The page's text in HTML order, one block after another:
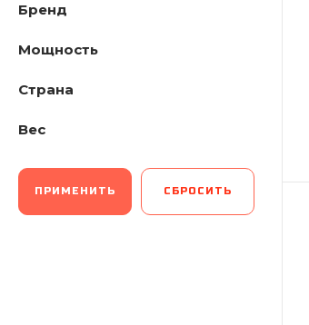
Бренд
Мощность
Страна
Вес